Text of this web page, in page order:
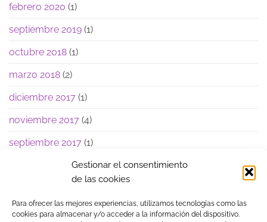
Gestionar el consentimiento
de las cookies
Para ofrecer las mejores experiencias, utilizamos tecnologías como las
cookies para almacenar y/o acceder a la información del dispositivo.
febrero 2020 (1)
septiembre 2019 (1)
octubre 2018 (1)
marzo 2018 (2)
diciembre 2017 (1)
noviembre 2017 (4)
septiembre 2017 (1)